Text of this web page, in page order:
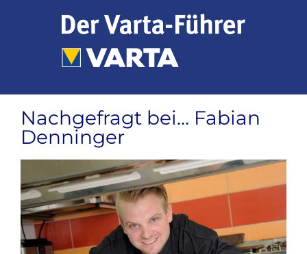
Nachgefragt bei… Fabian
Denninger